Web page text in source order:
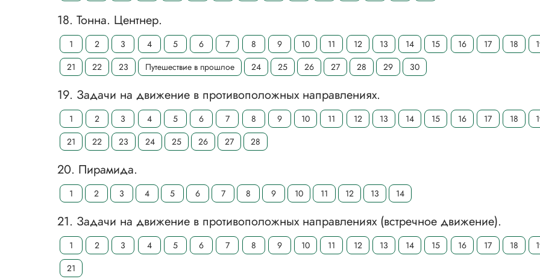
18. Тонна. Центнер.
1 2 3 4 5 6 7 8 9 10 11 12 13 14 15 16 17 18
21
22 23 Путешествие в прошлое 24 25 26 27 28 29 30
19. Задачи на движение в противоположных направлениях.
1 2 3 4 5 6 7 8 9 10 11 12 13 14 15 16 17 18
21
22 23 24 25 26 27 28
20. Пирамида.
1 2 3 4 5 6 7 8 9 10 11 12 13 14
21. Задачи на движение в противоположных направлениях (встречное движение).
1 2 3 4 5 6 7 8 9 10 11 12 13 14 15 16 17 18
21